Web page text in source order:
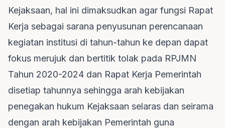
Kejaksaan, hal ini dimaksudkan agar fungsi Rapat
Kerja sebagai sarana penyusunan perencanaan
kegiatan institusi di tahun-tahun ke depan dapat
fokus merujuk dan bertitik tolak pada RPJMN
Tahun 2020-2024 dan Rapat Kerja Pemerintah
disetiap tahunnya sehingga arah kebijakan
penegakan hukum Kejaksaan selaras dan seirama
dengan arah kebijakan Pemerintah guna